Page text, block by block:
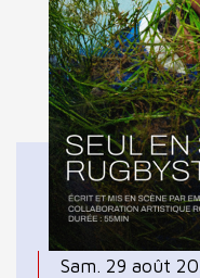
Sam. 29 août